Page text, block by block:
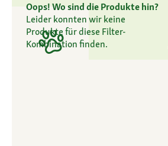
Oops! Wo sind die Produkte hin?
Leider konnten wir keine
Produkte für diese Filter-
Kombination finden.